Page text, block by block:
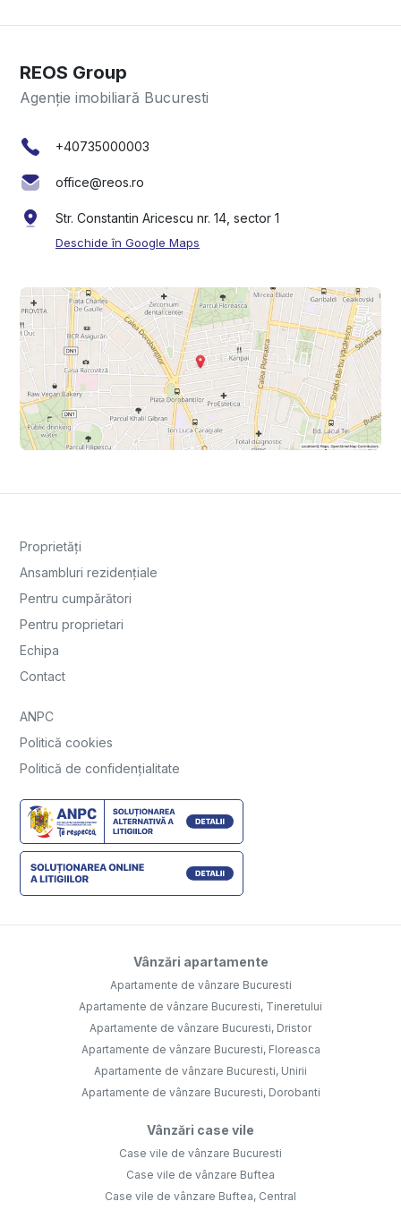
REOS Group
Agenție imobiliară Bucuresti
+40735000003
office@reos.ro
Str. Constantin Aricescu nr. 14, sector 1
Deschide în Google Maps
Proprietăți
Ansambluri rezidențiale
Pentru cumpărători
Pentru proprietari
Echipa
Contact
ANPC
Politică cookies
Politică de confidențialitate
Vânzări apartamente
Apartamente de vânzare Bucuresti
Apartamente de vânzare Bucuresti, Tineretului
Apartamente de vânzare Bucuresti, Dristor
Apartamente de vânzare Bucuresti, Floreasca
Apartamente de vânzare Bucuresti, Unirii
Apartamente de vânzare Bucuresti, Dorobanti
Vânzări case vile
Case vile de vânzare Bucuresti
Case vile de vânzare Buftea
Case vile de vânzare Buftea, Central